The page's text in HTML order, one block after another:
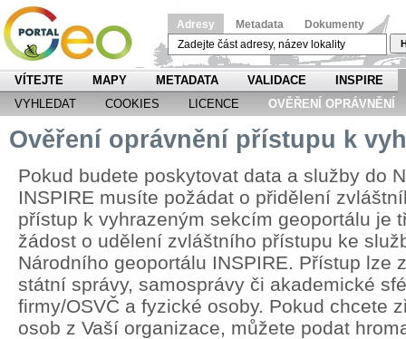
Adresy Metadata Dokumenty
VÍTEJTE MAPY METADATA VALIDACE
INSPIRE
VYHLEDAT
COOKIES LICENCE OVĚŘENÍ OPRÁVNĚNÍ
Ověření oprávnění přístupu k
Pokud budete poskytovat data a služby do
INSPIRE musíte požádat o přidělení
přístup k vyhrazeným sekcím geoportálu je
žádost o udělení zvláštního přístupu ke
Národního geoportálu INSPIRE. Přístup lze
státní správy, samosprávy či akademické
firmy/OSVČ a fyzické osoby. Pokud chcete
osob z Vaší organizace, můžete podat